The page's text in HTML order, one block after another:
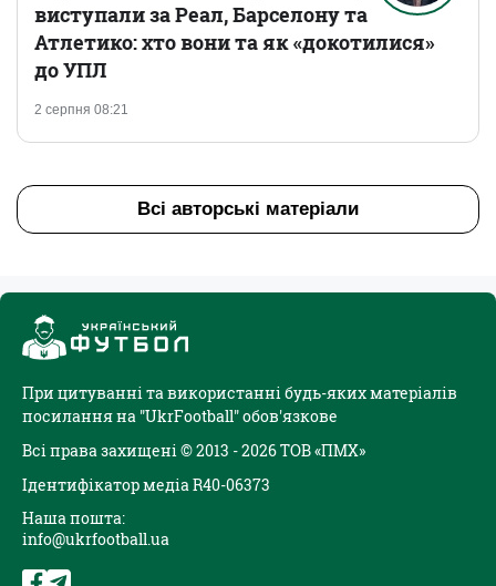
2 серпня 08:21
виступали за Реал, Барселону та
Атлетико: хто вони та як «докотилися»
до УПЛ
Всі авторські матеріали
При цитуванні та використанні будь-яких матеріалів
посилання на "UkrFootball" обов'язкове
Всі права захищені © 2013 - 2026 ТОВ «ПМХ»
Ідентифікатор медіа R40-06373
Наша пошта:
info@ukrfootball.ua